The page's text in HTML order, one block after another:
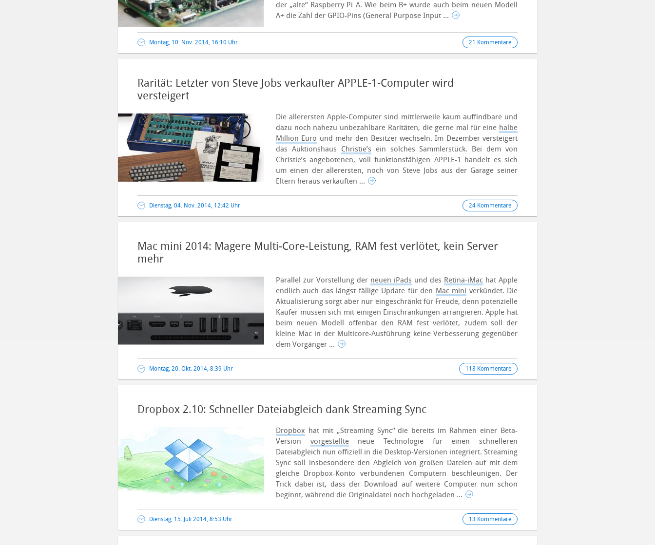
der „alte“ Raspberry Pi A.Wie beim B+ wurde auch beim neuen Modell
A+ die Zahl der GPIO-Pins (General Purpose Input ...
Montag, 10. Nov. 2014, 16:10 Uhr 21 Kommentare
Rarität: Letzter von Steve Jobs verkaufter APPLE-1-Computer wird
versteigert
Die allerersten Apple-Computer sind mittlerweile kaum auffindbare und
dazu noch nahezu unbezahlbare Raritäten, die gerne mal für eine halbe
Million Euro und mehr den Besitzer wechseln. Im Dezember versteigert
das Auktionshaus Christie’s ein solches Sammlerstück. Bei dem von
Christie’s angebotenen, voll funktionsfähigen APPLE-1 handelt es sich
um einen der allerersten, noch von Steve Jobs aus der Garage seiner
Eltern heraus verkauften ...
Dienstag, 04. Nov. 2014, 12:42 Uhr 24 Kommentare
Mac mini 2014: Magere Multi-Core-Leistung, RAM fest verlötet, kein Server
mehr
Parallel zur Vorstellung der neuen iPads und des Retina-iMac hat Apple
endlich auch das längst fällige Update für den Mac mini verkündet. Die
Aktualisierung sorgt aber nur eingeschränkt für Freude, denn potenzielle
Käufer müssen sich mit einigen Einschränkungen arrangieren. Apple hat
beim neuen Modell offenbar den RAM fest verlötet, zudem soll der
kleine Mac in der Multicore-Ausführung keine Verbesserung gegenüber
dem Vorgänger ...
Montag, 20. Okt. 2014, 8:39 Uhr 118 Kommentare
Dropbox 2.10: Schneller Dateiabgleich dank Streaming Sync
Dropbox hat mit „Streaming Sync“ die bereits im Rahmen einer Beta-
Version vorgestellteneue Technologie für einen schnelleren
Dateiabgleich nun offiziell in die Desktop-Versionen integriert. Streaming
Sync soll insbesondere den Abgleich von großen Dateien auf mit dem
gleiche Dropbox-Konto verbundenen Computern beschleunigen. Der
Trick dabei ist, dass der Download auf weitere Computer nun schon
beginnt, während die Originaldatei noch hochgeladen ...
Dienstag, 15. Juli 2014, 8:53 Uhr 13 Kommentare